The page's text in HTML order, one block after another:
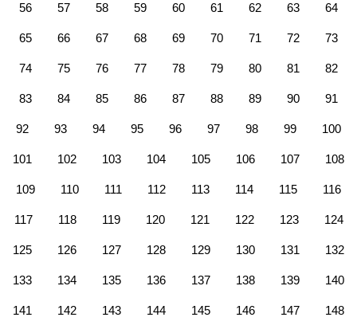
56 57 58 59 60 61 62 63 64
65 66 67 68 69 70 71 72 73
74 75 76 77 78 79 80 81 82
83 84 85 86 87 88 89 90 91
92 93 94 95 96 97 98 99 100
101 102 103 104 105 106 107 108
109 110 111 112 113 114 115 116
117 118 119 120 121 122 123 124
125 126 127 128 129 130 131 132
133 134 135 136 137 138 139 140
141 142 143 144 145 146 147 148